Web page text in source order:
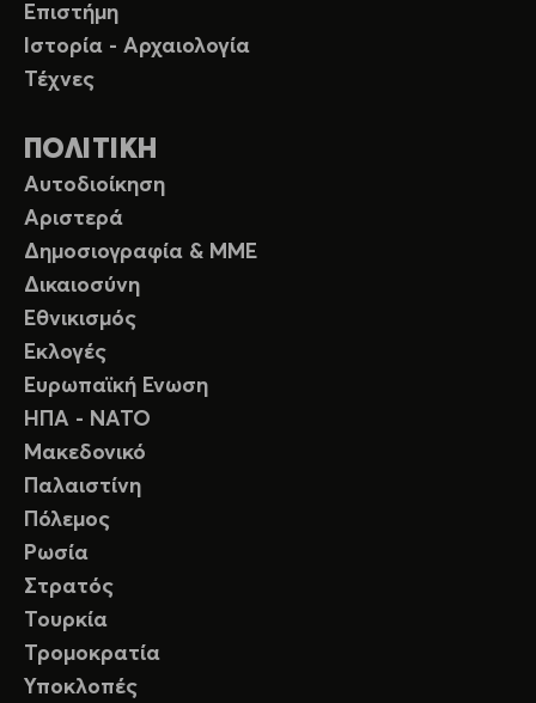
Επιστήμη
Ιστορία - Αρχαιολογία
Τέχνες
ΠΟΛΙΤΙΚΗ
Αυτοδιοίκηση
Αριστερά
Δημοσιογραφία & ΜΜΕ
Δικαιοσύνη
Εθνικισμός
Εκλογές
Ευρωπαϊκή Ενωση
ΗΠΑ - ΝΑΤΟ
Μακεδονικό
Παλαιστίνη
Πόλεμος
Ρωσία
Στρατός
Τουρκία
Τρομοκρατία
Υποκλοπές